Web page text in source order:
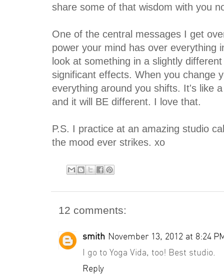
share some of that wisdom with you
One of the central messages I get
power your mind has over everything
look at something in a slightly
significant effects. When you change
everything around you shifts. It's like
and it will BE different. I love that.
P.S. I practice at an amazing studio
the mood ever strikes. xo
12 comments:
smith November 13, 2012 at 8:24
I go to Yoga Vida, too! Best studio.
Reply